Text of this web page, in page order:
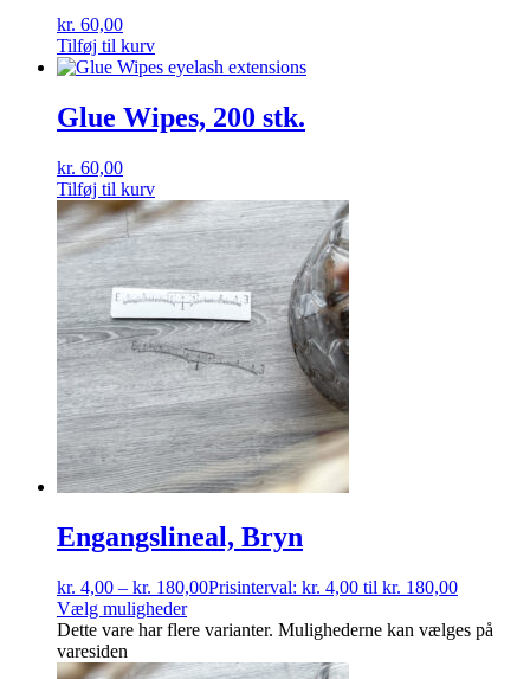
kr. 60,00
Tilføj til kurv
Glue Wipes, 200 stk.
kr. 60,00
Tilføj til kurv
Engangslineal, Bryn
kr. 4,00 – kr. 180,00Prisinterval: kr. 4,00 til kr. 180,00
Vælg muligheder
Dette vare har flere varianter. Mulighederne kan vælges på
varesiden